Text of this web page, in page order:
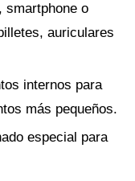
smartphone o
auriculares
internos para
más pequeños.
especial para